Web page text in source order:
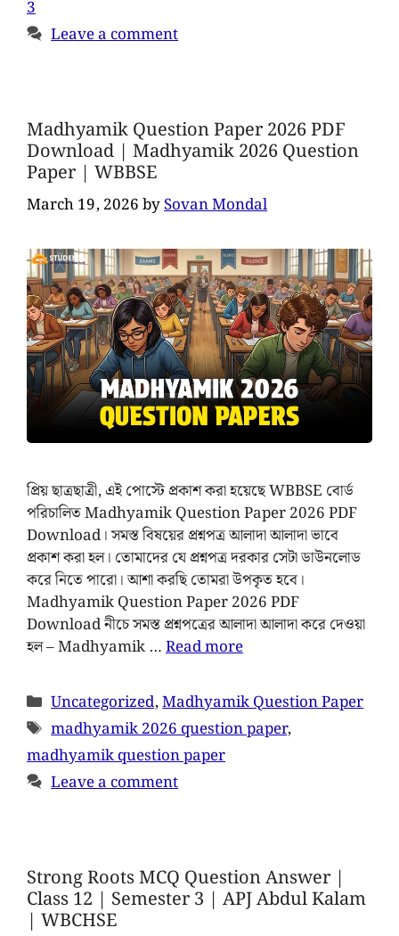
3
Leave a comment
Madhyamik Question Paper 2026 PDF
Download | Madhyamik 2026 Question
Paper | WBBSE
March 19, 2026bySovan Mondal
প্রিয় ছাত্রছাত্রী, এই পোস্টে প্রকাশ করা হয়েছে WBBSE বোর্ড
পরিচালিত Madhyamik Question Paper 2026 PDF
Download। সমস্ত বিষয়ের প্রশ্নপত্র আলাদা আলাদা ভাবে
প্রকাশ করা হল। তোমাদের যে প্রশ্নপত্র দরকার সেটা ডাউনলোড
করে নিতে পারো। আশা করছি তোমরা উপকৃত হবে।
Madhyamik Question Paper 2026 PDF
Download নীচে সমস্ত প্রশ্নপত্রের আলাদা আলাদা করে দেওয়া
হল – Madhyamik …Read more
Uncategorized,Madhyamik Question Paper
madhyamik 2026 question paper,
madhyamik question paper
Leave a comment
Strong Roots MCQ Question Answer |
Class 12 | Semester 3 | APJ Abdul Kalam
| WBCHSE